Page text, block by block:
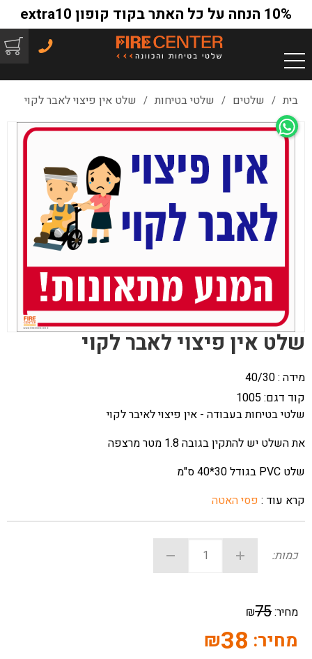
10% הנחה על כל האתר בקוד קופון extra10
בית / שלטים / שלטי בטיחות / שלט אין פיצוי לאבר לקוי
שלט אין פיצוי לאבר לקוי
מידה : 40/30
קוד דגם:1005
שלטי בטיחות בעבודה - אין פיצוי לאיבר לקוי
את השלט יש להתקין בגובה 1.8 מטר מרצפה
שלט PVC בגודל 30*40 ס"מ
קרא עוד : פסי האטה
כמות:
מחיר:75
₪
מחיר: 38
₪